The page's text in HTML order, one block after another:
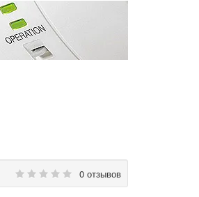
0 отзывов